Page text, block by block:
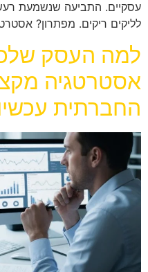
עסקיים. התביעה שנשמעת רעש
לליקים ריקים. מפתרון?
למה העסק
אסטרטגיה
החברתית